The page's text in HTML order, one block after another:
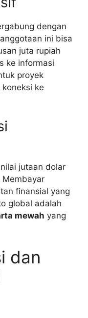
dengan
ini bisa
juta rupiah
ke informasi
proyek
ke
jutaan dolar
Membayar
finansial yang
global adalah
mewah yang
dan